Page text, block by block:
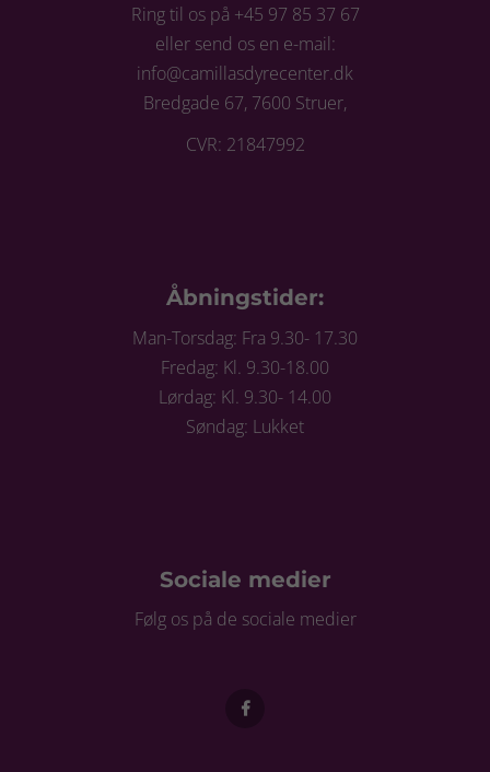
Ring til os på +45 97 85 37 67
eller send os en e-mail:
info@camillasdyrecenter.dk
Bredgade 67, 7600 Struer,
CVR: 21847992
Åbningstider:
Man-Torsdag: Fra 9.30- 17.30
Fredag: Kl. 9.30-18.00
Lørdag: Kl. 9.30- 14.00
Søndag: Lukket
Sociale medier
Følg os på de sociale medier